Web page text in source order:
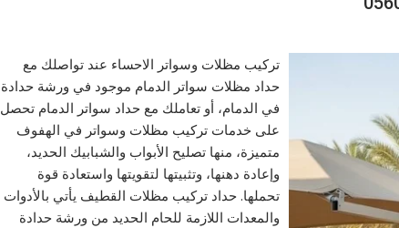
تركيب مظلات وسواتر الاحساء عند تواصلك مع
حداد مظلات سواتر الدمام موجود في ورشة حدادة
في الدمام، أو تعاملك مع حداد سواتر الدمام تحصل
على خدمات تركيب مظلات وسواتر في الهفوف
متميزة، منها تصليح الأبواب والشبابيك الحديد،
وإعادة دهنها، وتثبيتها لتقويتها واستعادة قوة
تحملها. حداد تركيب مظلات القطيف يأتي بالأدوات
والمعدات اللازمة للحام الحديد من ورشة حدادة